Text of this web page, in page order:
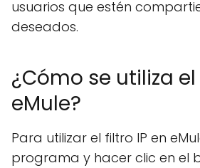
usuarios que estén
deseados.
¿Cómo se utiliza
eMule?
Para utilizar el filtro IP en
programa y hacer clic en el